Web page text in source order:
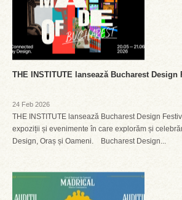
THE INSTITUTE lansează Bucharest Design
24 Feb 2026
THE INSTITUTE lansează Bucharest Design
expoziții și evenimente în care explorăm și
Design, Oraș și Oameni. Bucharest Design...